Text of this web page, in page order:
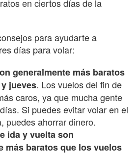
en ciertos días de la
para ayudarte a
días para volar:
generalmente más baratos
jueves. Los vuelos del fin de
caros, ya que mucha gente
Si puedes evitar volar en el
puedes ahorrar dinero.
ida y vuelta son
más baratos que los vuelos